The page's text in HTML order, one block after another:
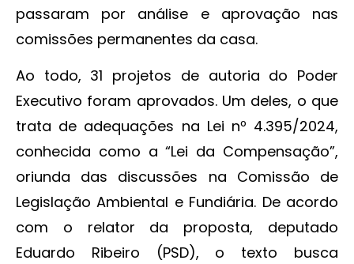
passaram por análise e aprovação nas
comissões permanentes da casa.
Ao todo, 31 projetos de autoria do Poder
Executivo foram aprovados. Um deles, o que
trata de adequações na Lei nº 4.395/2024,
conhecida como a “Lei da Compensação”,
oriunda das discussões na Comissão de
Legislação Ambiental e Fundiária. De acordo
com o relator da proposta, deputado
Eduardo Ribeiro (PSD), o texto busca